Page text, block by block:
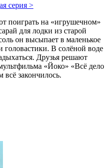
серия >
поиграть на «игрушечном»
для лодки из старой
он высыпает в маленькое
головастики. В солёной воде
Друзья решают
«Йоко» «Всё дело
закончилось.